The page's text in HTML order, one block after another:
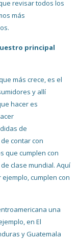
revisar todos los
más
principal
más crece, es el
y allí
hacer es
de
contar con
que cumplen con
clase mundial. Aquí
cumplen con
una
en El
y Guatemala